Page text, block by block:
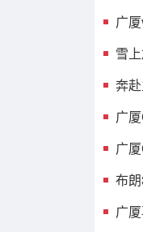
广
雪
奔
广
广
布
广